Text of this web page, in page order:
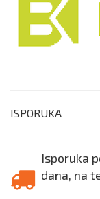
ISPORUKA
Isporuka
dana, na